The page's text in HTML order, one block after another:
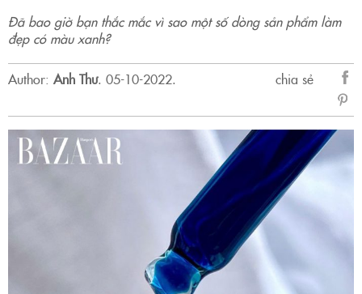
Đã bao giờ bạn thắc mắc vì sao một số dòng sản phẩm làm
đẹp có màu xanh?
Author: Anh Thư. 05-10-2022.
chia sẻ
sẻ